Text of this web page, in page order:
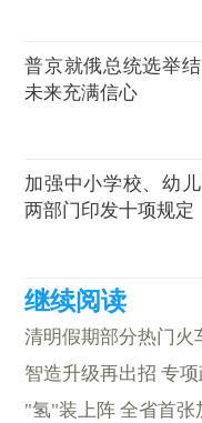
普京就俄总统选举
未来充满信心
加强中小学校、幼
两部门印发十项规定
清明假期部分热门火
智造升级再出招 专
"氢"装上阵 全省首张